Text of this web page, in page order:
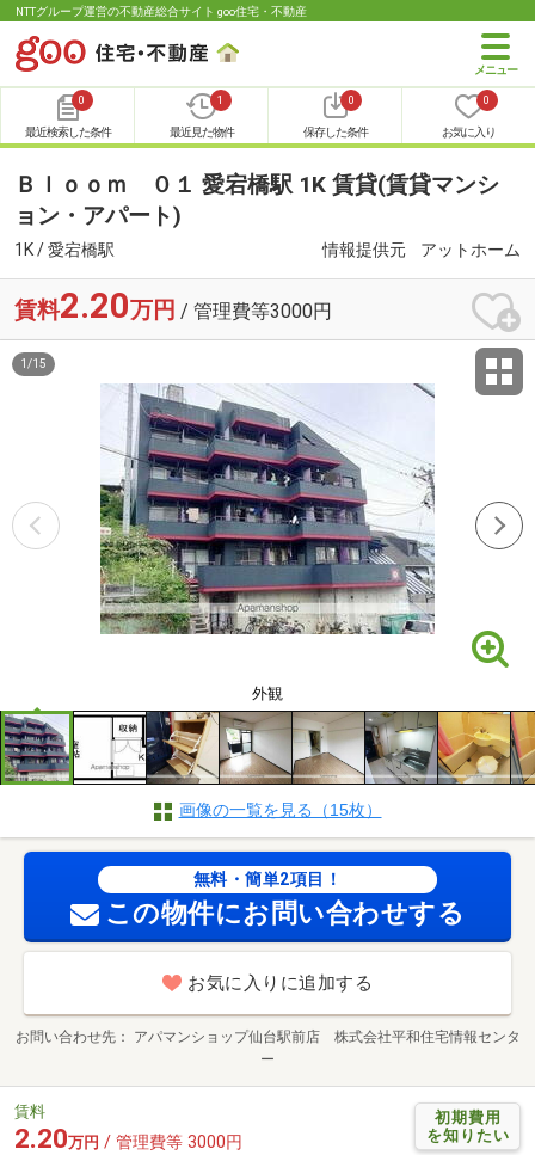
NTTグループ運営の不動産総合サイト goo住宅・不動産
0
最近検索した条件
1
最近見た物件
0
保存した条件
0
お気に入り
Ｂｌｏｏｍ ０１ 愛宕橋駅 1K 賃貸(賃貸マンシ
ョン・アパート)
1K / 愛宕橋駅 情報提供元 アットホーム
賃料2.20万円 / 管理費等3000円
外観
1 /15
画像の一覧を見る（15枚）
無料・簡単2項目！
この物件にお問い合わせする
お気に入りに追加する
お問い合わせ先
アパマンショップ仙台駅前店 株式会社平和住宅情報センタ
ー
初期費用
を知りたい
賃料
2.20万円 / 管理費等 3000円